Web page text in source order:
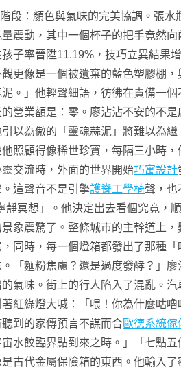
段：顏色與氣味的完美協調。張
震動，其中一個杯子的把手竟然
孩子率晉陞11.19%，技巧立異結果
更像是一個被遺棄的藍色塑膠棚
。」他輕聲細語，彷彿在責備一
營業額是：零。廖沾沾不安的不
以為傲的「靈魂蒜泥」將難以為
照顧得像稀世珍寶，每隔三小時
交流時，外面的世界開始巧寓設計
這聲音不是引擎護脊工學椅聲，也
靜冥想」。他決定出去看個究竟，
象震驚了。整條城市的主幹道上
同時，每一個燈箱都發出了那種
麵粉焦慮？還是過度發酵？」
氣味。街上的行人陷入了混亂。
紅綠燈大喊：「喂！你為什麼咕
到的家傳預言不謀而合歐德系統傢
水餃臨界點到來之時。」「七點
古代金屬保險箱的東西。他輸入